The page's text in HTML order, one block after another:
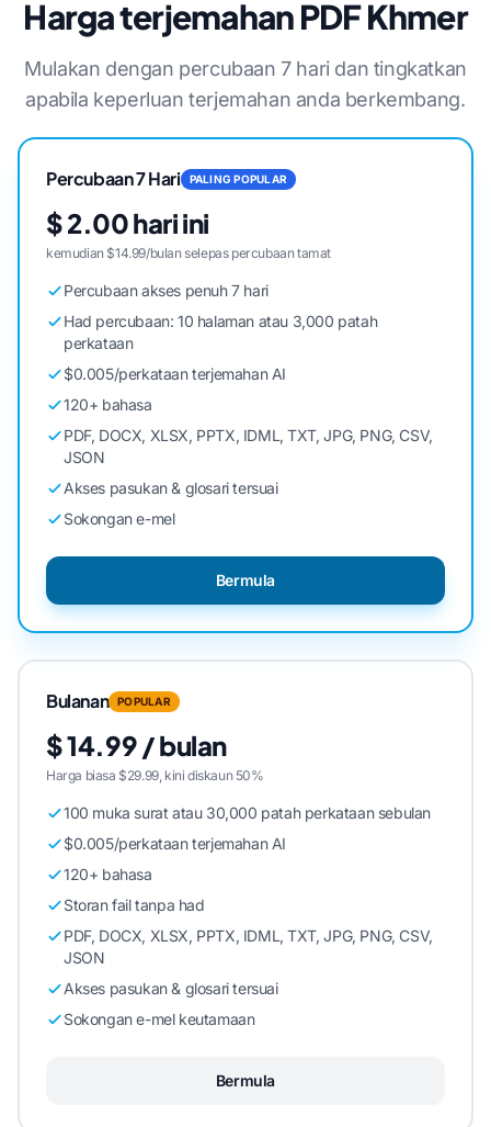
Harga terjemahan PDF Khmer
Mulakan dengan percubaan 7 hari dan tingkatkan
apabila keperluan terjemahan anda berkembang.
Percubaan 7 Hari PALING POPULAR
$ 2.00 hari ini
kemudian $14.99/bulan selepas percubaan tamat
Percubaan akses penuh 7 hari
Had percubaan: 10 halaman atau 3,000 patah
perkataan
$0.005/perkataan terjemahan AI
120+ bahasa
PDF, DOCX, XLSX, PPTX, IDML, TXT, JPG, PNG, CSV,
JSON
Akses pasukan & glosari tersuai
Sokongan e-mel
Bermula
Bulanan POPULAR
$ 14.99 / bulan
Harga biasa $29.99, kini diskaun 50%
100 muka surat atau 30,000 patah perkataan sebulan
$0.005/perkataan terjemahan AI
120+ bahasa
Storan fail tanpa had
PDF, DOCX, XLSX, PPTX, IDML, TXT, JPG, PNG, CSV,
JSON
Akses pasukan & glosari tersuai
Sokongan e-mel keutamaan
Bermula